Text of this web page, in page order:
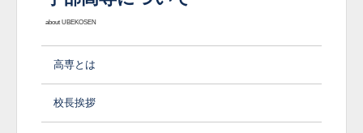
about UBEKOSEN
高専とは
校長挨拶